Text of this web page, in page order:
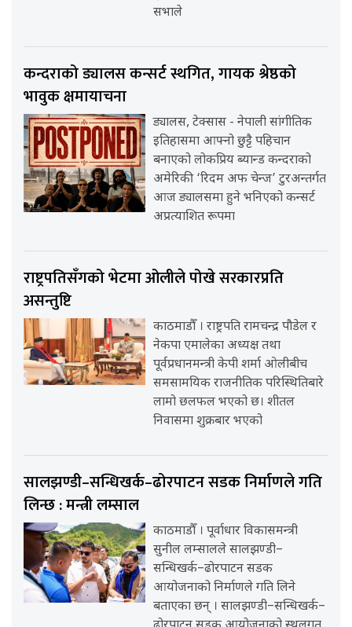
सभाले
कन्दराको ड्यालस कन्सर्ट स्थगित, गायक श्रेष्ठको
भावुक क्षमायाचना
ड्यालस, टेक्सास - नेपाली सांगीतिक
इतिहासमा आफ्नो छुट्टै पहिचान
बनाएको लोकप्रिय ब्यान्ड कन्दराको
अमेरिकी ‘रिदम अफ चेन्ज’ टुरअन्तर्गत
आज ड्यालसमा हुने भनिएको कन्सर्ट
अप्रत्याशित रूपमा
राष्ट्रपतिसँगको भेटमा ओलीले पोखे सरकारप्रति
असन्तुष्टि
काठमाडौँ । राष्ट्रपति रामचन्द्र पौडेल र
नेकपा एमालेका अध्यक्ष तथा
पूर्वप्रधानमन्त्री केपी शर्मा ओलीबीच
समसामयिक राजनीतिक परिस्थितिबारे
लामो छलफल भएको छ। शीतल
निवासमा शुक्रबार भएको
सालझण्डी–सन्धिखर्क–ढोरपाटन सडक निर्माणले गति
लिन्छ : मन्त्री लम्साल
काठमाडौँ । पूर्वाधार विकासमन्त्री
सुनील लम्सालले सालझण्डी–
सन्धिखर्क–ढोरपाटन सडक
आयोजनाको निर्माणले गति लिने
बताएका छन् । सालझण्डी–सन्धिखर्क–